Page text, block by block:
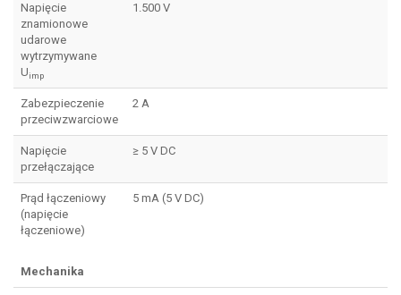
Napięcie
znamionowe
udarowe
wytrzymywane
Uimp
1.500 V
Zabezpieczenie
przeciwzwarciowe
2 A
Napięcie
przełączające
≥ 5 V DC
Prąd łączeniowy
(napięcie
łączeniowe)
5 mA (5 V DC)
Mechanika